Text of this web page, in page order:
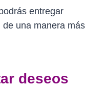
entregar
una manera más
deseos